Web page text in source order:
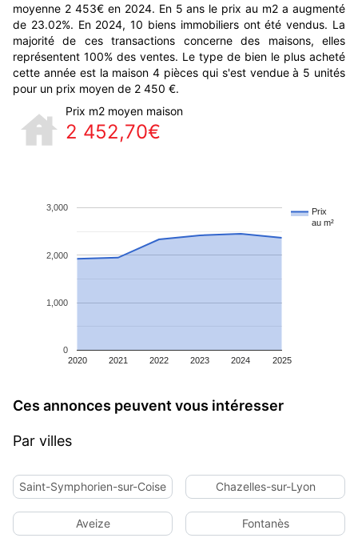
moyenne 2 453€ en 2024. En 5 ans le prix au m2 a augmenté
de 23.02%. En 2024, 10 biens immobiliers ont été vendus. La
majorité de ces transactions concerne des maisons, elles
représentent 100% des ventes. Le type de bien le plus acheté
cette année est la maison 4 pièces qui s'est vendue à 5 unités
pour un prix moyen de 2 450 €.
Prix m2 moyen maison
2 452,70€
Prix
au m²
2020 2021 2022 2023 2024 2025
0
1,000
2,000
3,000
Ces annonces peuvent vous intéresser
Par villes
Saint-Symphorien-sur-Coise Chazelles-sur-Lyon
Aveize Fontanès